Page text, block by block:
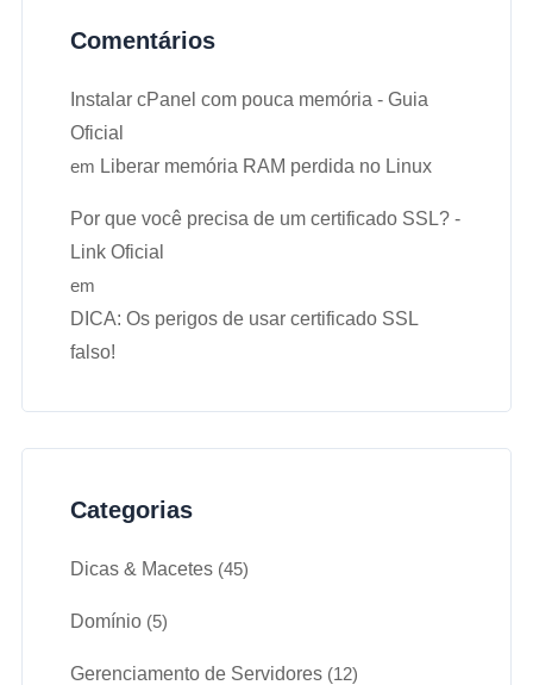
Comentários
Instalar cPanel com pouca memória - Guia
Oficial
em Liberar memória RAM perdida no Linux
Por que você precisa de um certificado SSL? -
Link Oficial
em
DICA: Os perigos de usar certificado SSL
falso!
Categorias
Dicas & Macetes (45)
Domínio (5)
Gerenciamento de Servidores (12)